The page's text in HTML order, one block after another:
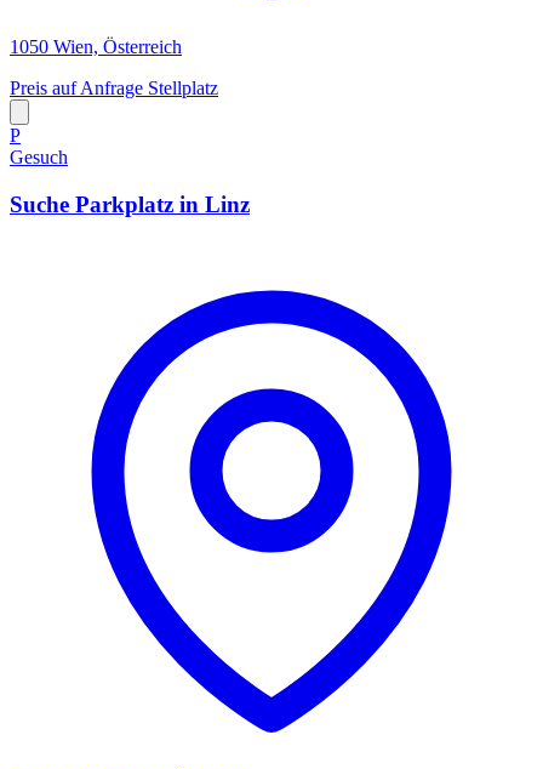
1050 Wien, Österreich
Preis auf Anfrage Stellplatz
P
Gesuch
Suche Parkplatz in Linz